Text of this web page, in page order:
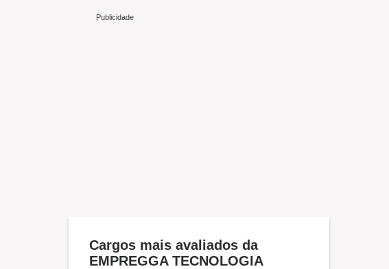
Cargos mais avaliados da
EMPREGGA TECNOLOGIA